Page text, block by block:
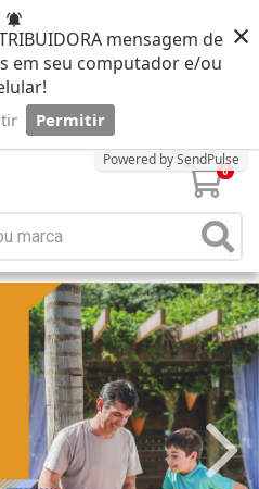
mensagem de
em seu computador e/ou
Permitir
Powered by SendPulse
×
0